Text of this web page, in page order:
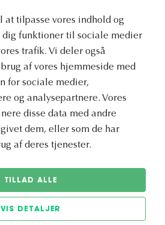
at tilpasse vores indhold og
dig funktioner til sociale medier
trafik. Vi deler også
af vores hjemmeside med
for sociale medier,
og analysepartnere. Vores
disse data med andre
dem, eller som de har
af deres tjenester.
TILLAD ALLE
VIS DETALJER
er en del af
2026 Vetapotek